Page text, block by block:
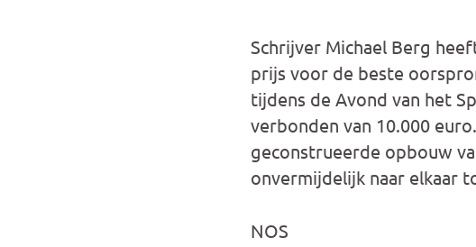
Schrijver Michael Berg
prijs voor de beste
tijdens de Avond van het
verbonden van 10.000
geconstrueerde opbouw
onvermijdelijk naar elkaar
NOS